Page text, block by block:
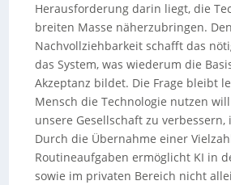
Herausforderung darin liegt, die
breiten Masse näherzubringen.
Nachvollziehbarkeit schafft das
das System, was wiederum die
Akzeptanz bildet. Die Frage bleibt
Mensch die Technologie nutzen
unsere Gesellschaft zu
Durch die Übernahme einer
Routineaufgaben ermöglicht KI in
sowie im privaten Bereich nicht